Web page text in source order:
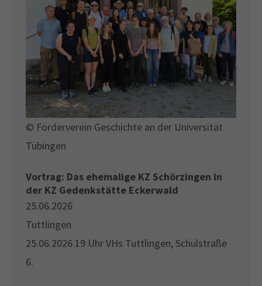
© Förderverein Geschichte an der Universität
Tübingen
Vortrag: Das ehemalige KZ Schörzingen in
der KZ Gedenkstätte Eckerwald
25.06.2026
Tuttlingen
25.06.2026 19 Uhr VHs Tuttlingen, Schulstraße
6.